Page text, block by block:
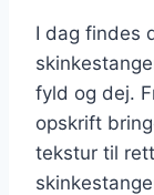
I dag findes
fyld og dej.
opskrift
tekstur til